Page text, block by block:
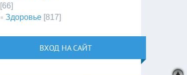
[66]
Здоровье [817]
ВХОД НА САЙТ